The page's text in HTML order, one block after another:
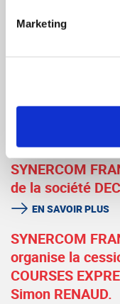
Marketing
SYNERCOM
de la société
Synercom
SYNERCOM
de la société
EN SAVOIR PLUS
SYNERCOM
organise la
COURSES
Simon RENAUD.